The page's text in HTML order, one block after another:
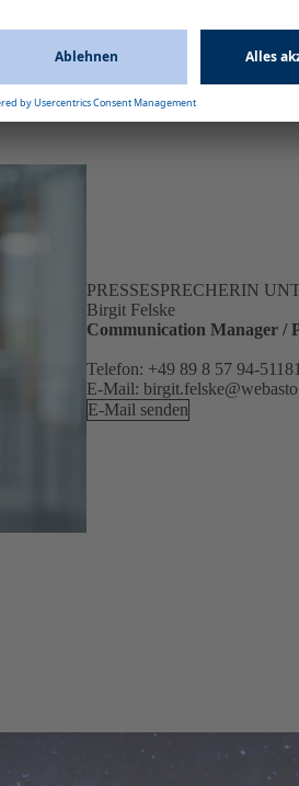
Design
und
wir sicher, dass
von
PRESSESPRECHERIN
Birgit Felske
Communication Manager /
Telefon: +49 89 8 57 94-51181
E-Mail:
E-Mail senden